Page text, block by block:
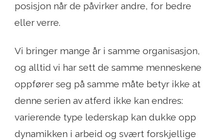
posisjon når de påvirker andre, for bedre
eller verre.
Vi bringer mange år i samme organisasjon,
og alltid vi har sett de samme menneskene
oppfører seg på samme måte betyr ikke at
denne serien av atferd ikke kan endres:
varierende type lederskap kan dukke opp
dynamikken i arbeid og svært forskjellige